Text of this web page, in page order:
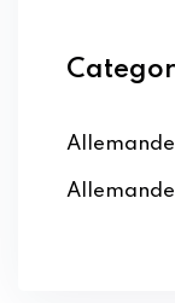
Allemande
Allemande